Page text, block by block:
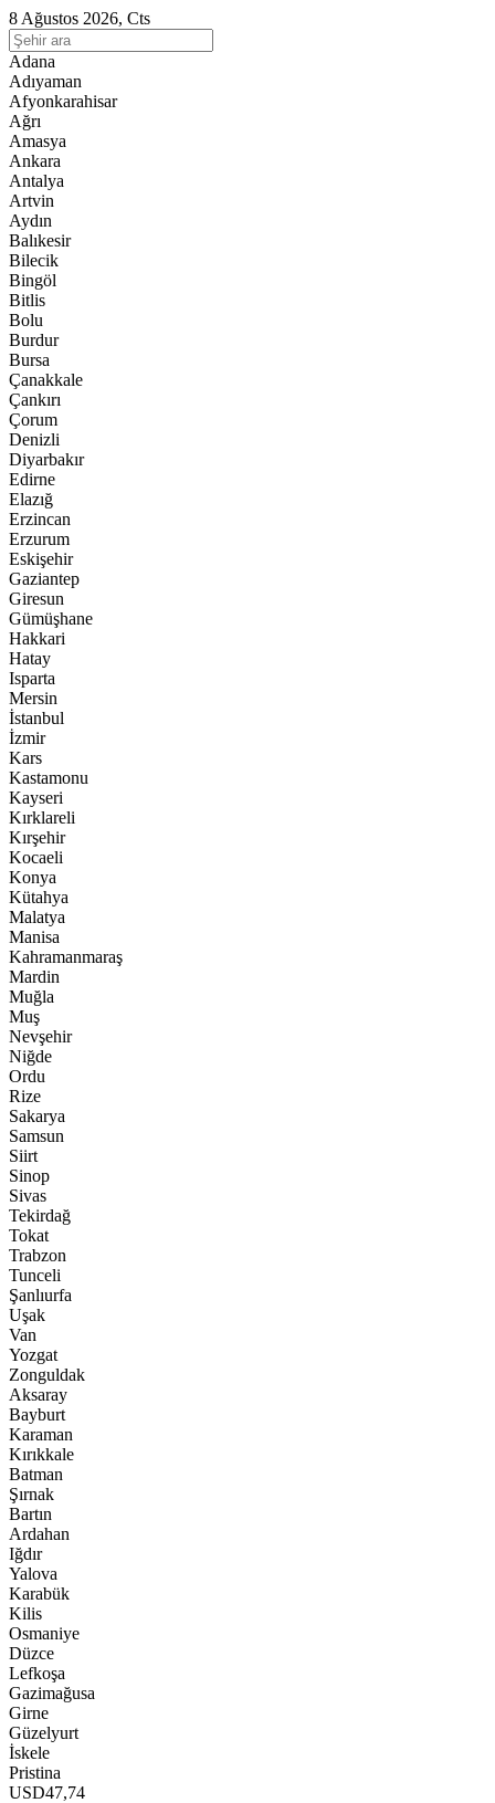
8 Ağustos 2026, Cts
Adana
Adıyaman
Afyonkarahisar
Ağrı
Amasya
Ankara
Antalya
Artvin
Aydın
Balıkesir
Bilecik
Bingöl
Bitlis
Bolu
Burdur
Bursa
Çanakkale
Çankırı
Çorum
Denizli
Diyarbakır
Edirne
Elazığ
Erzincan
Erzurum
Eskişehir
Gaziantep
Giresun
Gümüşhane
Hakkari
Hatay
Isparta
Mersin
İstanbul
İzmir
Kars
Kastamonu
Kayseri
Kırklareli
Kırşehir
Kocaeli
Konya
Kütahya
Malatya
Manisa
Kahramanmaraş
Mardin
Muğla
Muş
Nevşehir
Niğde
Ordu
Rize
Sakarya
Samsun
Siirt
Sinop
Sivas
Tekirdağ
Tokat
Trabzon
Tunceli
Şanlıurfa
Uşak
Van
Yozgat
Zonguldak
Aksaray
Bayburt
Karaman
Kırıkkale
Batman
Şırnak
Bartın
Ardahan
Iğdır
Yalova
Karabük
Kilis
Osmaniye
Düzce
Lefkoşa
Gazimağusa
Girne
Güzelyurt
İskele
Pristina
USD47,74